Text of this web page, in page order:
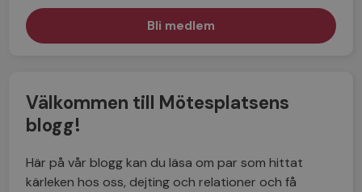
Välkommen till Mötesplatsens
blogg!
Här på vår blogg kan du läsa om par som hittat
kärleken hos oss, dejting och relationer och få